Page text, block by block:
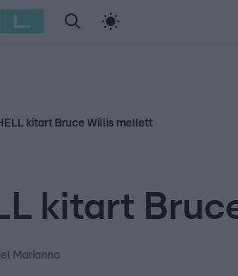
Szellő István Most Wanted
kitart Bruce Willis mellett
kitart
Marianna